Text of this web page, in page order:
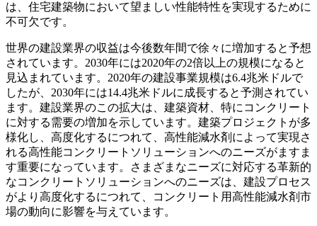
は、住宅建築物において望ましい性能特性を実現するために
不可欠です。
世界の建設業界の収益は今後数年間で徐々に増加すると予想
されています。2030年には2020年の2倍以上の規模になると
見込まれています。2020年の建設事業規模は6.4兆米ドルで
したが、2030年には14.4兆米ドルに成長すると予測されてい
ます。建設業界のこの拡大は、建築資材、特にコンクリート
に対する需要の増加を示しています。建築プロジェクトが多
様化し、高度化するにつれて、高性能減水剤によって実現さ
れる高性能コンクリートソリューションへのニーズがますま
す重要になっています。さまざまなニーズに対応する革新的
なコンクリートソリューションへのニーズは、建設プロセス
がより高度化するにつれて、コンクリート用高性能減水剤市
場の動向に影響を与えています。